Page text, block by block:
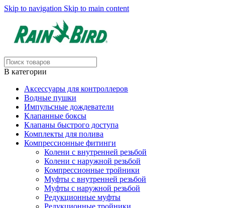
Skip to navigation Skip to main content
В категории
Аксессуары для контроллеров
Водные пушки
Импульсные дождеватели
Клапанные боксы
Клапаны быстрого доступа
Комплекты для полива
Компрессионные фитинги
Колени с внутренней резьбой
Колени с наружной резьбой
Компрессионные тройники
Муфты с внутренней резьбой
Муфты с наружной резьбой
Редукционные муфты
Редукционные тройники